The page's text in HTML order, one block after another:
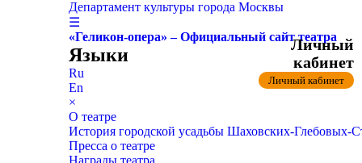
Департамент культуры города Москвы
☰
«Геликон-опера» – Официальный сайт театра
Языки
Ru
En
×
О театре
История городской усадьбы Шаховских-
Пресса о театре
Награды театра
Личный
кабинет
Личный кабинет